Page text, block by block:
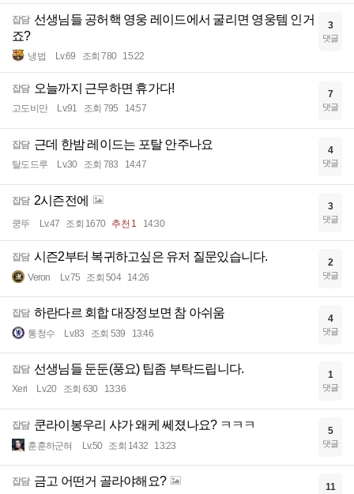
잡담 선생님들 공허핵 영웅 레이드에서 굴리면 영웅템 인거
죠?
냉법 Lv.69 조회 780 15:22
3
댓글
잡담 오늘까지 근무하면 휴가다!
고도비만 Lv.91 조회 795 14:57
7
댓글
잡담 근데 한밤 레이드는 포탈 안주나요
탈도드루 Lv.30 조회 783 14:47
4
댓글
잡담 2시즌전에
쿵뚜 Lv.47 조회 1670 추천 1 14:30
3
댓글
잡담 시즌2부터 복귀하고싶은 유저 질문있습니다.
Veron Lv.75 조회 504 14:26
2
댓글
잡담 하란다르 회합 대장정보면 참 아쉬움
통청수 Lv.83 조회 539 13:46
4
댓글
잡담 선생님들 둔둔(풍요) 팁좀 부탁드립니다.
Xeri Lv.20 조회 630 13:36
1
댓글
잡담 쿤라이봉우리 샤가 왜케 쎄졌나요? ㅋㅋㅋ
훈훈하군혀 Lv.50 조회 1432 13:23
5
댓글
잡담 금고 어떤거 골라야해요? 11